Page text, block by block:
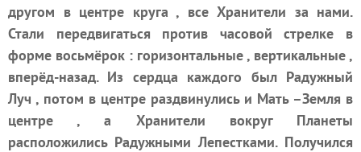
другом в центре круга , все Хранители за нами.
Стали передвигаться против часовой стрелке в
форме восьмёрок : горизонтальные , вертикальные ,
вперёд-назад. Из сердца каждого был Радужный
Луч , потом в центре раздвинулись и Мать –Земля в
центре , а Хранители вокруг Планеты
расположились Радужными Лепестками. Получился